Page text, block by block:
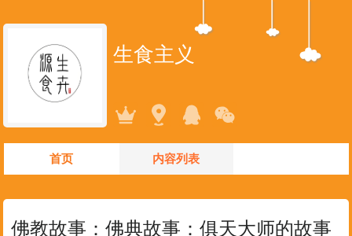
生食主义
首页 内容列表
佛教故事：佛典故事：俱天大师的故事